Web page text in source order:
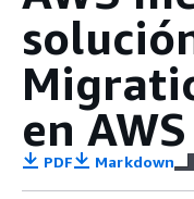
en AWS
PDF Markdown